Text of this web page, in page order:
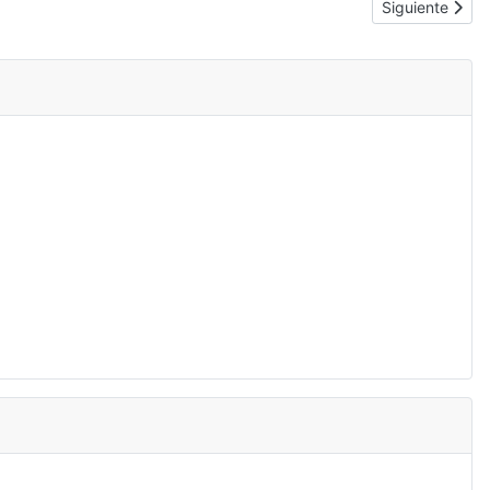
Artículo
Siguiente